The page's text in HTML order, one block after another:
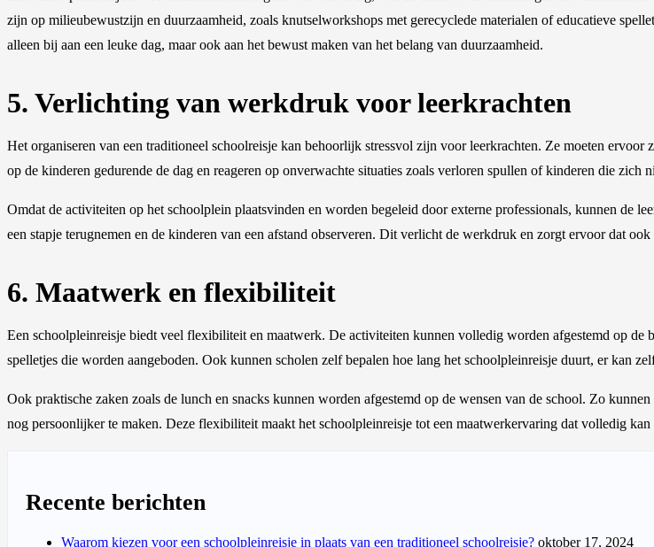
zijn op milieubewustzijn en duurzaamheid, zoals knutselworkshops met gerecyclede materialen of educatieve
alleen bij aan een leuke dag, maar ook aan het bewust maken van het belang van duurzaamheid.
5. Verlichting van werkdruk voor leerkrachten
Het organiseren van een traditioneel schoolreisje kan behoorlijk stressvol zijn voor leerkrachten. Ze moeten
op de kinderen gedurende de dag en reageren op onverwachte situaties zoals verloren spullen of kinderen die
Omdat de activiteiten op het schoolplein plaatsvinden en worden begeleid door externe professionals, kunnen de
een stapje terugnemen en de kinderen van een afstand observeren. Dit verlicht de werkdruk en zorgt ervoor dat
6. Maatwerk en flexibiliteit
Een schoolpleinreisje biedt veel flexibiliteit en maatwerk. De activiteiten kunnen volledig worden afgestemd op de
spelletjes die worden aangeboden. Ook kunnen scholen zelf bepalen hoe lang het schoolpleinreisje duurt, er kan
Ook praktische zaken zoals de lunch en snacks kunnen worden afgestemd op de wensen van de school. Zo
nog persoonlijker te maken. Deze flexibiliteit maakt het schoolpleinreisje tot een maatwerkervaring dat volledig
Recente berichten
Waarom kiezen voor een schoolpleinreisje in plaats van een traditioneel schoolreisje? oktober 17, 2024